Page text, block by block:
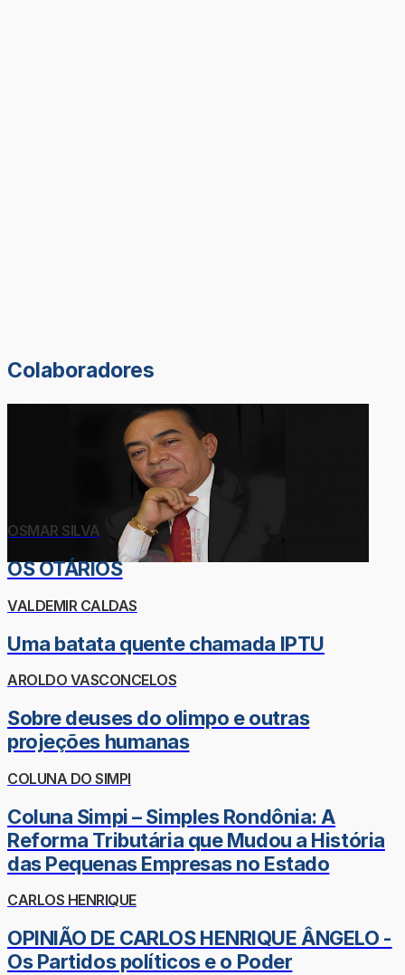
Colaboradores
OSMAR SILVA
OS OTÁRIOS
VALDEMIR CALDAS
Uma batata quente chamada IPTU
AROLDO VASCONCELOS
Sobre deuses do olimpo e outras
projeções humanas
COLUNA DO SIMPI
Coluna Simpi – Simples Rondônia: A
Reforma Tributária que Mudou a História
das Pequenas Empresas no Estado
CARLOS HENRIQUE
OPINIÃO DE CARLOS HENRIQUE ÂNGELO -
Os Partidos políticos e o Poder